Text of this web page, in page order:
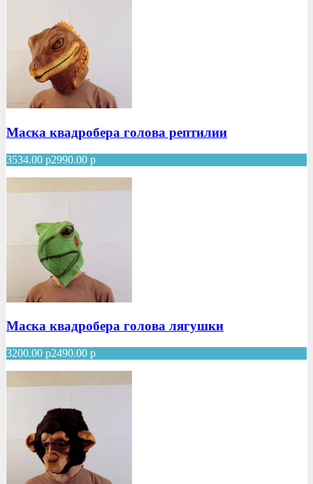
Маска квадробера голова рептилии
3534.00 р2990.00 р
Маска квадробера голова лягушки
3200.00 р2490.00 р